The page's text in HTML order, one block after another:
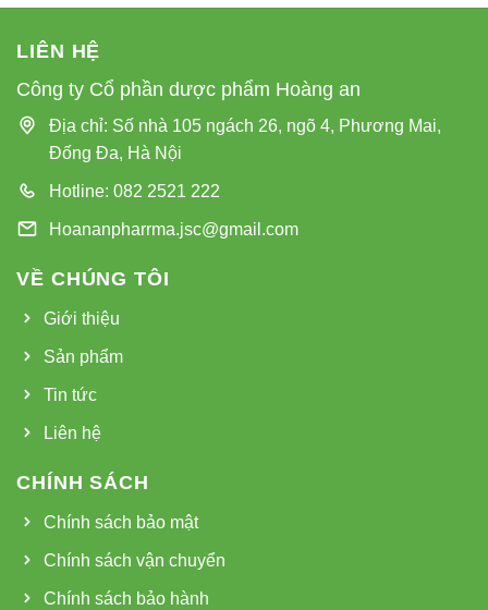
LIÊN HỆ
Công ty Cổ phần dược phẩm Hoàng an
Địa chỉ: Số nhà 105 ngách 26, ngõ 4, Phương Mai,
Đống Đa, Hà Nội
Hotline: 082 2521 222
Hoananpharrma.jsc@gmail.com
VỀ CHÚNG TÔI
Giới thiệu
Sản phẩm
Tin tức
Liên hệ
CHÍNH SÁCH
Chính sách bảo mật
Chính sách vận chuyển
Chính sách bảo hành